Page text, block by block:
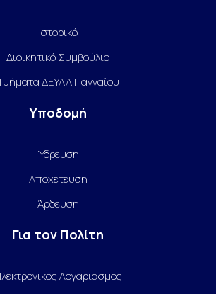
Ιστορικό
Διοικητικό Συμβούλιο
ΔΕΥΑΑ Παγγαίου
Υποδομή
Ύδρευση
Αποχέτευση
Άρδευση
Για τον Πολίτη
Λογαριασμός